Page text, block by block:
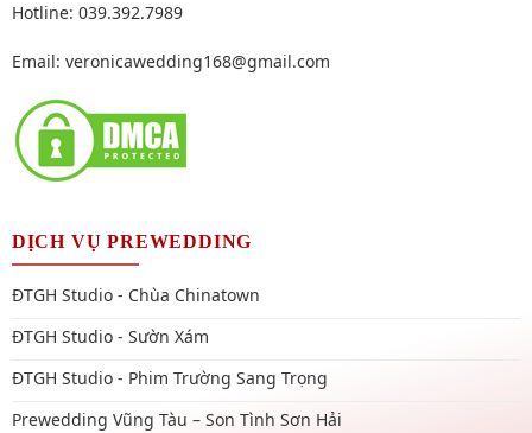
Hotline: 039.392.7989
Email: veronicawedding168@gmail.com
DỊCH VỤ PREWEDDING
ĐTGH Studio - Chùa Chinatown
ĐTGH Studio - Sườn Xám
ĐTGH Studio - Phim Trường Sang Trọng
Prewedding Vũng Tàu – Son Tình Sơn Hải